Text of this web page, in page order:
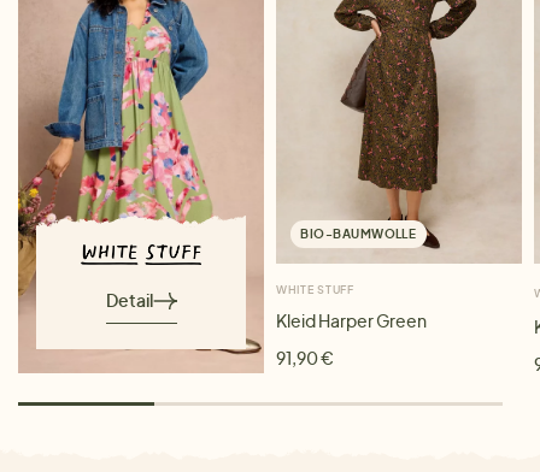
Detail
BIO-BAUMWOLLE
WHITE STUFF
Kleid Harper Green
91,90 €